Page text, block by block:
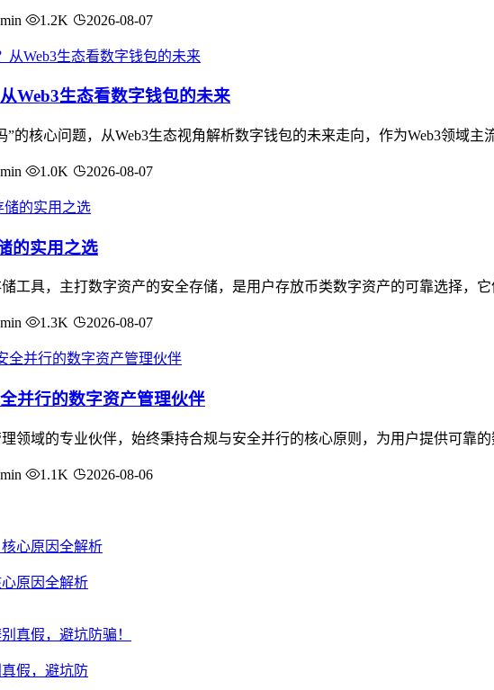
1.2K 2026-08-07
Web3生态看数字钱包的未来
”的核心问题，从Web3生态视角解析数字钱包的未来走向，作为Web3领域主
1.0K 2026-08-07
的实用之选
工具，主打数字资产的安全存储，是用户存放币类数字资产的可靠选择，
1.3K 2026-08-07
并行的数字资产管理伙伴
领域的专业伙伴，始终秉持合规与安全并行的核心原则，为用户提供可靠
1.1K 2026-08-06
原因全解析
假，避坑防